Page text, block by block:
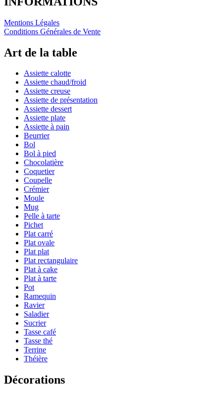
Mentions Légales
Conditions Générales de Vente
Art de la table
Assiette calotte
Assiette chaud/froid
Assiette creuse
Assiette de présentation
Assiette dessert
Assiette plate
Assiette à pain
Beurrier
Bol
Bol à pied
Chocolatière
Coquetier
Coupelle
Crémier
Moule
Mug
Pelle à tarte
Pichet
Plat carré
Plat ovale
Plat plat
Plat rectangulaire
Plat à cake
Plat à tarte
Pot
Ramequin
Ravier
Saladier
Sucrier
Tasse café
Tasse thé
Terrine
Théière
Décorations